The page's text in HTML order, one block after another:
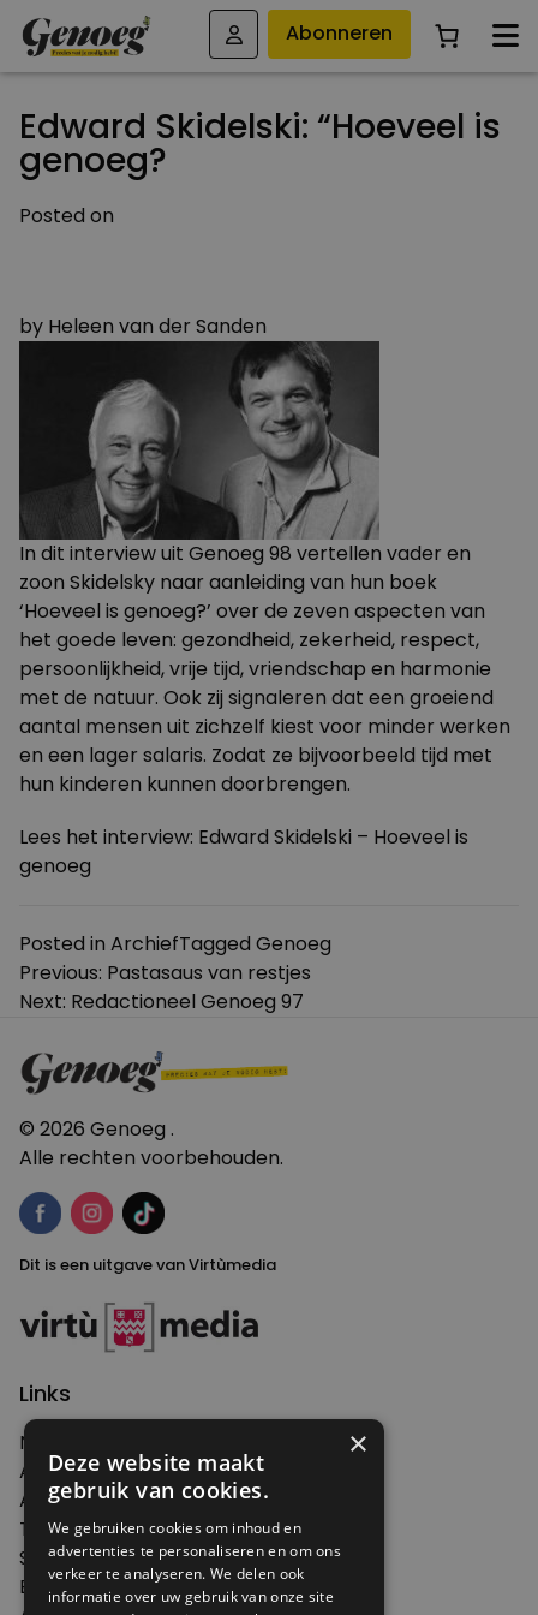
Abonneren
Edward Skidelski: “Hoeveel is
genoeg?
Posted on
by Heleen van der Sanden
In dit interview uit Genoeg 98 vertellen vader en
zoon Skidelsky naar aanleiding van hun boek
‘Hoeveel is genoeg?’ over de zeven aspecten van
het goede leven: gezondheid, zekerheid, respect,
persoonlijkheid, vrije tijd, vriendschap en harmonie
met de natuur. Ook zij signaleren dat een groeiend
aantal mensen uit zichzelf kiest voor minder werken
en een lager salaris. Zodat ze bijvoorbeeld tijd met
hun kinderen kunnen doorbrengen.
Lees het interview: Edward Skidelski – Hoeveel is
genoeg
Posted in ArchiefTagged Genoeg
Bericht
navigatie
Previous: Pastasaus van restjes
Next: Redactioneel Genoeg 97
© 2026 Genoeg .
Alle rechten voorbehouden.
Dit is een uitgave van Virtùmedia
Links
Nieuws
Artikelen
Agenda
Thema's
Shop
Edities
×
Deze website maakt
gebruik van cookies.
We gebruiken cookies om inhoud en
advertenties te personaliseren en om ons
verkeer te analyseren. We delen ook
informatie over uw gebruik van onze site